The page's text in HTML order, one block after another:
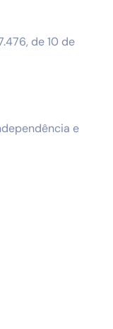
de 10 de
e